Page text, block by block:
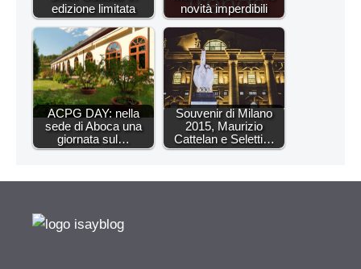
edizione limitata
novità imperdibili
ACPG DAY: nella
sede di Aboca una
giornata sul…
Souvenir di Milano
2015, Maurizio
Cattelan e Seletti…